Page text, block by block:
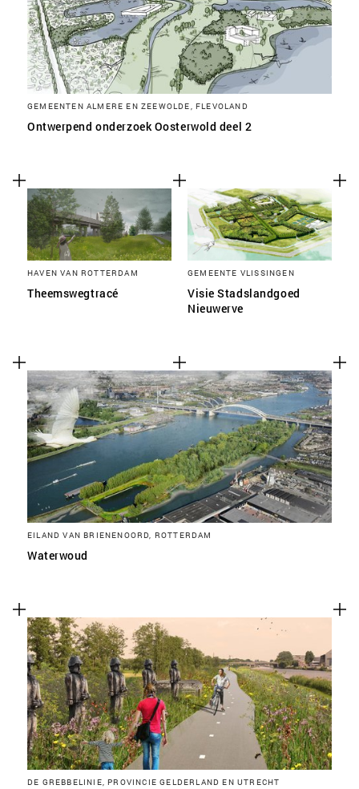
GEMEENTEN ALMERE EN ZEEWOLDE, FLEVOLAND
Ontwerpend onderzoek Oosterwold deel 2
HAVEN VAN ROTTERDAM
Theemswegtracé
GEMEENTE VLISSINGEN
Visie Stadslandgoed
Nieuwerve
EILAND VAN BRIENENOORD, ROTTERDAM
Waterwoud
DE GREBBELINIE, PROVINCIE GELDERLAND EN UTRECHT